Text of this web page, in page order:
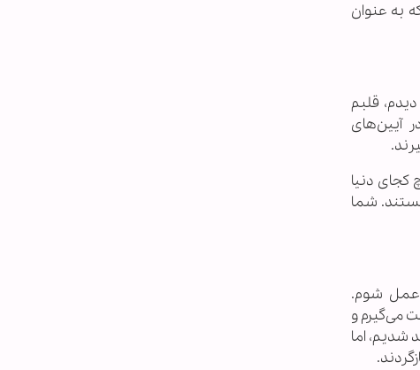
که به عنوان
قلبم
آیین‌های
کجای دنیا
شما
عمل شوم.
می‌گیرم و
اما